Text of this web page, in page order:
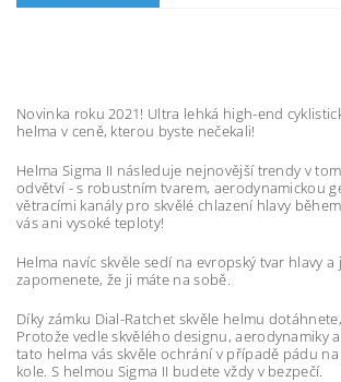
Novinka roku 2021! Ultra lehká high-end
helma v ceně, kterou byste nečekali!
Helma Sigma II následuje nejnovější trendy v
odvětví - s robustním tvarem, aerodynamickou
větracími kanály pro skvělé chlazení hlavy
vás ani vysoké teploty!
Helma navíc skvěle sedí na evropský tvar hlavy a
zapomenete, že ji máte na sobě.
Díky zámku Dial-Ratchet skvěle helmu
Protože vedle skvělého designu, aerodynamiky
tato helma vás skvěle ochrání v případě pádu
kole. S helmou Sigma II budete vždy v bezpečí.